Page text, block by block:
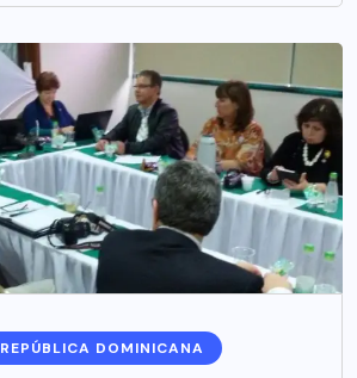
REPÚBLICA DOMINICANA